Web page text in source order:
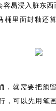
容易浸入脏东
桶里面封釉还
，就需要把预
，可以先用笔